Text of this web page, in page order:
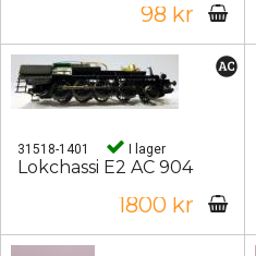
98 kr
31518-1401 I lager
Lokchassi E2 AC 904
1800 kr